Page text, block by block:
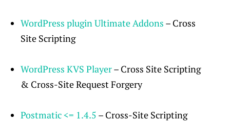
WordPress plugin Ultimate Addons – Cross
Site Scripting
WordPress KVS Player– Cross Site Scripting
& Cross-Site Request Forgery
Postmatic <= 1.4.5 – Cross-Site Scripting